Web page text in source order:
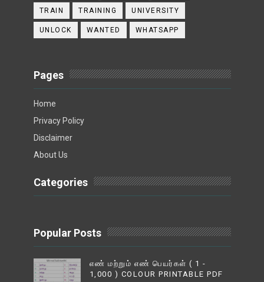
TRAIN TRAINING UNIVERSITY
UNLOCK WANTED WHATSAPP
Pages
Home
Privacy Policy
Disclaimer
About Us
Categories
Popular Posts
எண் மற்றும் எண் பெயர்கள் ( 1 -
1,000 ) COLOUR PRINTABLE PDF